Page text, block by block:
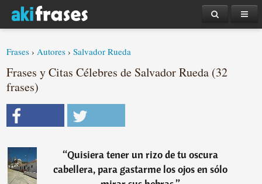
Frases ›Autores ›Salvador Rueda
Frases y Citas Célebres de Salvador Rueda (32
frases)
“Quisiera tener un rizo de tu oscura
cabellera, para gastarme los ojos en sólo